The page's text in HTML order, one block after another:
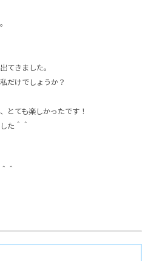
てきました。
だけでしょうか？
とても楽しかったです！
た＾＾
＾